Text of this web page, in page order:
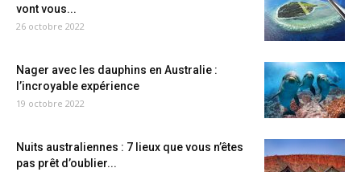
vont vous...
26 octobre 2022
Nager avec les dauphins en Australie :
l’incroyable expérience
19 octobre 2022
Nuits australiennes : 7 lieux que vous n’êtes
pas prêt d’oublier...